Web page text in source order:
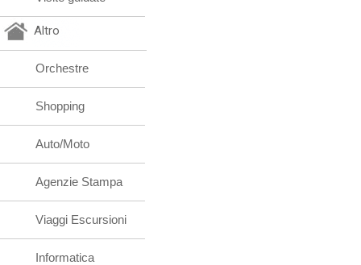
Altro
Orchestre
Shopping
Auto/Moto
Agenzie Stampa
Viaggi Escursioni
Informatica